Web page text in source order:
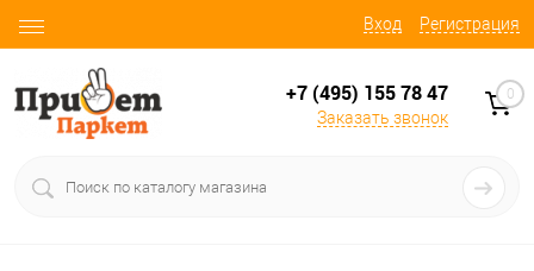
Вход Регистрация
+7 (495) 155 78 47
Заказать звонок
0